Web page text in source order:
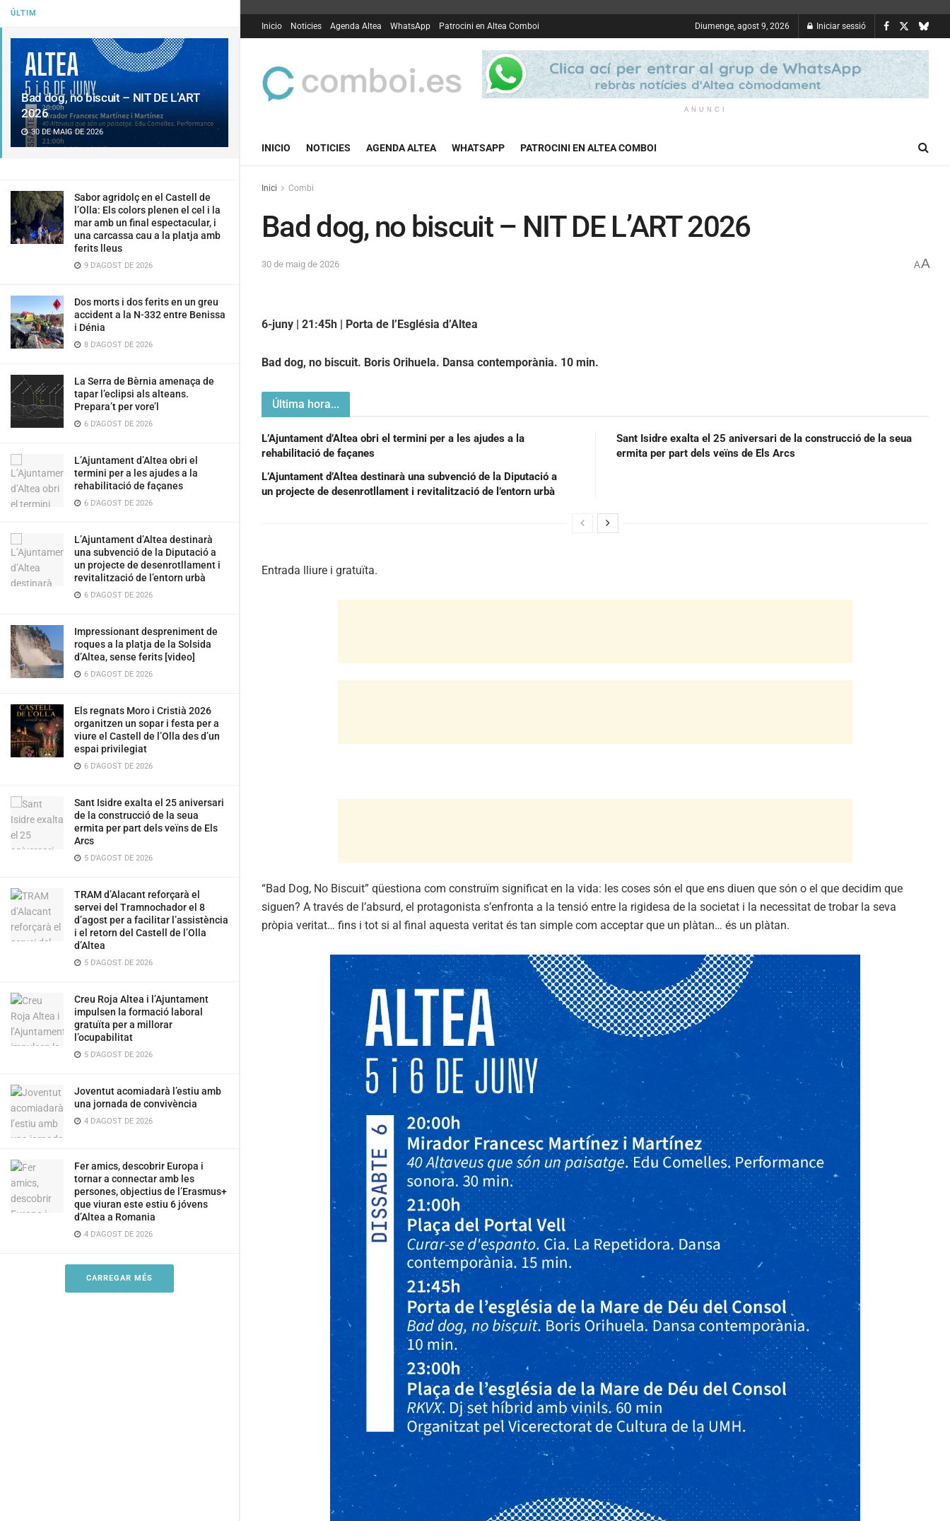
ÚLTIM
Bad dog, no biscuit – NIT DE L’ART
2026
30 DE MAIG DE 2026
Sabor agridolç en el Castell de
l’Olla: Els colors plenen el cel i la
mar amb un final espectacular, i
una carcassa cau a la platja amb
ferits lleus
9 D'AGOST DE 2026
Dos morts i dos ferits en un greu
accident a la N-332 entre Benissa
i Dénia
8 D'AGOST DE 2026
La Serra de Bèrnia amenaça de
tapar l’eclipsi als alteans.
Prepara’t per vore’l
6 D'AGOST DE 2026
L’Ajuntament d’Altea obri el
termini per a les ajudes a la
rehabilitació de façanes
6 D'AGOST DE 2026
L’Ajuntament d’Altea destinarà
una subvenció de la Diputació a
un projecte de desenrotllament i
revitalització de l’entorn urbà
6 D'AGOST DE 2026
Impressionant despreniment de
roques a la platja de la Solsida
d’Altea, sense ferits [video]
6 D'AGOST DE 2026
Els regnats Moro i Cristià 2026
organitzen un sopar i festa per a
viure el Castell de l’Olla des d’un
espai privilegiat
6 D'AGOST DE 2026
Sant Isidre exalta el 25 aniversari
de la construcció de la seua
ermita per part dels veïns de Els
Arcs
5 D'AGOST DE 2026
TRAM d’Alacant reforçarà el
servei del Tramnochador el 8
d’agost per a facilitar l’assistència
i el retorn del Castell de l’Olla
d’Altea
5 D'AGOST DE 2026
Creu Roja Altea i l’Ajuntament
impulsen la formació laboral
gratuïta per a millorar
l’ocupabilitat
5 D'AGOST DE 2026
Joventut acomiadarà l’estiu amb
una jornada de convivència
4 D'AGOST DE 2026
Fer amics, descobrir Europa i
tornar a connectar amb les
persones, objectius de l’Erasmus+
que viuran este estiu 6 jóvens
d’Altea a Romania
4 D'AGOST DE 2026
CARREGAR MÉS
Inicio Noticies Agenda Altea WhatsApp Patrocini en Altea Comboi Diumenge, agost 9, 2026 Iniciar sessió
ANUNCI
INICIO NOTICIES AGENDA ALTEA WHATSAPP PATROCINI EN ALTEA COMBOI
Inici Combi
Bad dog, no biscuit – NIT DE L’ART 2026
30 de maig de 2026 AA
6-juny | 21:45h | Porta de l’Església d’Altea
Bad dog, no biscuit. Boris Orihuela. Dansa contemporània. 10 min.
Última hora...
L’Ajuntament d’Altea obri el termini per a les ajudes a la
rehabilitació de façanes
L’Ajuntament d’Altea destinarà una subvenció de la Diputació a
un projecte de desenrotllament i revitalització de l’entorn urbà
Sant Isidre exalta el 25 aniversari de la construcció de la seua
ermita per part dels veïns de Els Arcs
Entrada lliure i gratuïta.
“Bad Dog, No Biscuit” qüestiona com construïm significat en la vida: les coses són el que ens diuen que són o el que decidim que
siguen? A través de l’absurd, el protagonista s’enfronta a la tensió entre la rigidesa de la societat i la necessitat de trobar la seva
pròpia veritat… fins i tot si al final aquesta veritat és tan simple com acceptar que un plàtan… és un plàtan.